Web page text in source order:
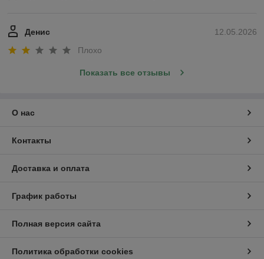
12.05.2026
Денис
Плохо
Показать все отзывы
О нас
Контакты
Доставка и оплата
График работы
Полная версия сайта
Политика обработки cookies